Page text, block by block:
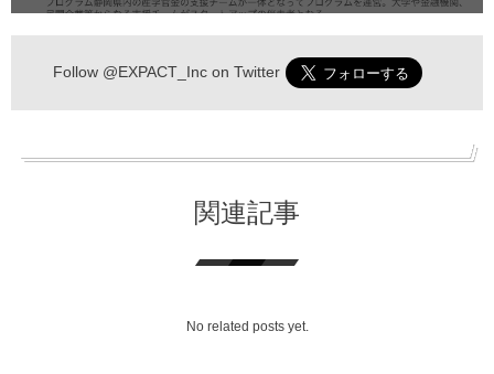
Follow @EXPACT_Incon Twitter
関連記事
No related posts yet.